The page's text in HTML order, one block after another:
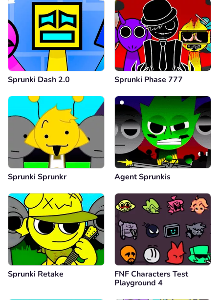
Sprunki Dash 2.0 Sprunki Phase 777
Sprunki Sprunkr Agent Sprunkis
Sprunki Retake
FNF Characters Test
Playground 4